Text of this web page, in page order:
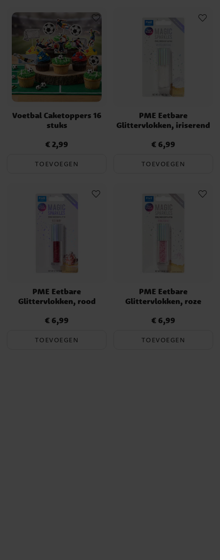
Voetbal Caketoppers 16
stuks
Prijs :€ 2,99
€ 2,99
TOEVOEGEN
PME Eetbare
Glittervlokken, iriserend
Prijs :€ 6,99
€ 6,99
TOEVOEGEN
PME Eetbare
Glittervlokken, rood
Prijs :€ 6,99
€ 6,99
TOEVOEGEN
PME Eetbare
Glittervlokken, roze
Prijs :€ 6,99
€ 6,99
TOEVOEGEN